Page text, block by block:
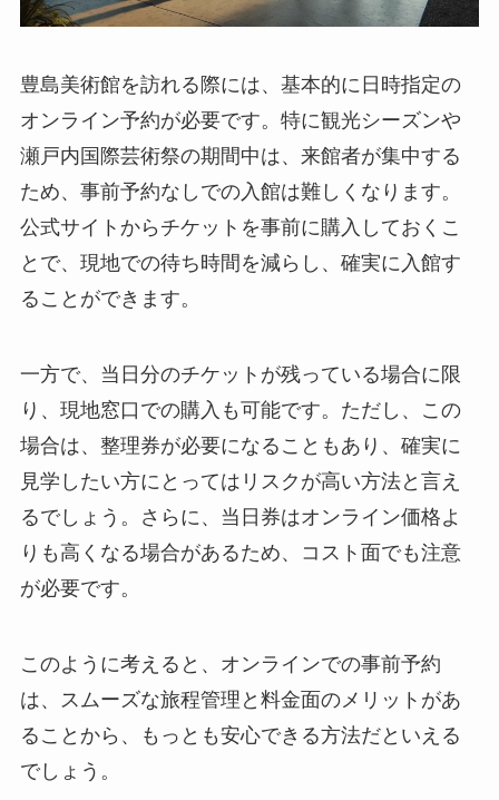
豊島美術館を訪れる際には、基本的に日時指定の
オンライン予約が必要です。特に観光シーズンや
瀬戸内国際芸術祭の期間中は、来館者が集中する
ため、事前予約なしでの入館は難しくなります。
公式サイトからチケットを事前に購入しておくこ
とで、現地での待ち時間を減らし、確実に入館す
ることができます。
一方で、当日分のチケットが残っている場合に限
り、現地窓口での購入も可能です。ただし、この
場合は、整理券が必要になることもあり、確実に
見学したい方にとってはリスクが高い方法と言え
るでしょう。さらに、当日券はオンライン価格よ
りも高くなる場合があるため、コスト面でも注意
が必要です。
このように考えると、オンラインでの事前予約
は、スムーズな旅程管理と料金面のメリットがあ
ることから、もっとも安心できる方法だといえる
でしょう。